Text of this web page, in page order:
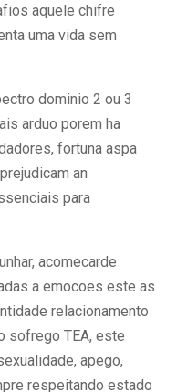
aquele chifre
uma vida sem
dominio 2 ou 3
arduo porem ha
fortuna aspa
an
para
acomecarde
a emocoes este as
relacionamento
sofrego TEA, este
apego,
respeitando estado